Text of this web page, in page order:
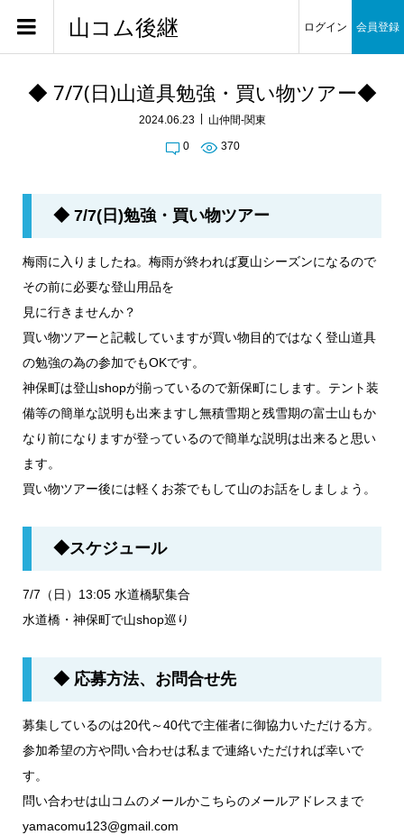
山コム後継 ログイン 会員登録
◆ 7/7(日)山道具勉強・買い物ツアー◆
2024.06.23 山仲間-関東
0 370
◆ 7/7(日)勉強・買い物ツアー
梅雨に入りましたね。梅雨が終われば夏山シーズンになるので
その前に必要な登山用品を
見に行きませんか？
買い物ツアーと記載していますが買い物目的ではなく登山道具
の勉強の為の参加でもOKです。
神保町は登山shopが揃っているので新保町にします。テント装
備等の簡単な説明も出来ますし無積雪期と残雪期の富士山もか
なり前になりますが登っているので簡単な説明は出来ると思い
ます。
買い物ツアー後には軽くお茶でもして山のお話をしましょう。
◆スケジュール
7/7（日）13:05 水道橋駅集合
水道橋・神保町で山shop巡り
◆ 応募方法、お問合せ先
募集しているのは20代～40代で主催者に御協力いただける方。
参加希望の方や問い合わせは私まで連絡いただければ幸いで
す。
問い合わせは山コムのメールかこちらのメールアドレスまで
yamacomu123@gmail.com